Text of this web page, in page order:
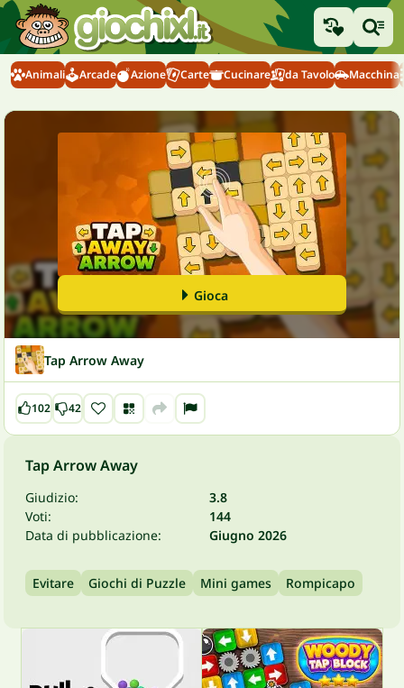
Animali Arcade Azione Carte Cucinare da Tavolo Macchina
Gioca
Tap Arrow Away
102 42
Tap Arrow Away
Giudizio:
3.8
Voti:
144
Data di pubblicazione:
Giugno 2026
Evitare Giochi di Puzzle Mini games Rompicapo